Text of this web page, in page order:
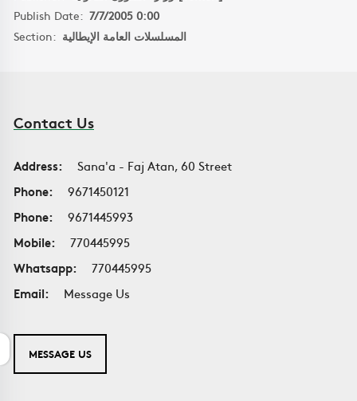
Publish Date: 7/7/2005 0:00
Section: المسلسلات العامة الإيطالية
Contact Us
Address:
Sana'a - Faj Atan, 60 Street
Phone:
9671450121
Phone:
9671445993
Mobile:
770445995
Whatsapp:
770445995
Email:
Message Us
MESSAGE US